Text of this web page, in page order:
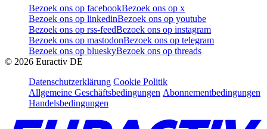
Bezoek ons op facebookBezoek ons op x
Bezoek ons op linkedinBezoek ons op youtube
Bezoek ons op rss-feedBezoek ons op instagram
Bezoek ons op mastodonBezoek ons op telegram
Bezoek ons op blueskyBezoek ons op threads
© 2026 Euractiv DE
Datenschutzerklärung Cookie Politik
Allgemeine Geschäftsbedingungen Abonnementbedingungen
Handelsbedingungen